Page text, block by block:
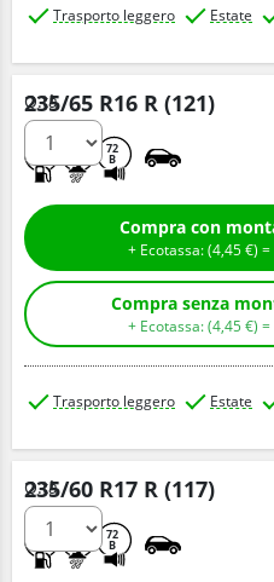
Trasporto leggero Estate
235/65 R16 R (121)
72
B
Q.tà
+ Ecotassa: (4,45€ ) =
+ Ecotassa: (4,45€ ) =
Trasporto leggero Estate
235/60 R17 R (117)
72
B
Q.tà